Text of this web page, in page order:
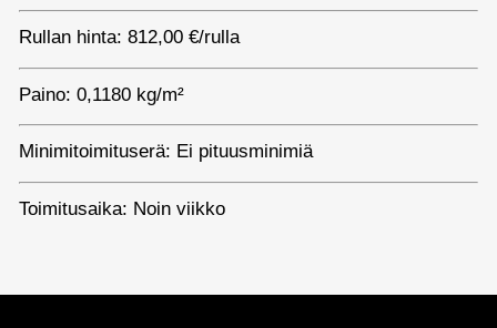
Rullan hinta: 812,00 €/rulla
Paino: 0,1180 kg/m²
Minimitoimituserä: Ei pituusminimiä
Toimitusaika: Noin viikko